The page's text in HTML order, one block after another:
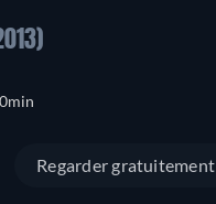
Regarder gratuitement